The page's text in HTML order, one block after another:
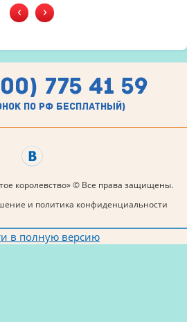
‹ ›
775 41 59
по рф бесплатный)
королевство» © Все права защищены.
и политика конфиденциальности
в полную версию